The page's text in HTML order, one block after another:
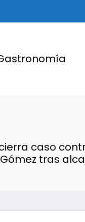
cierra caso
Gómez tras